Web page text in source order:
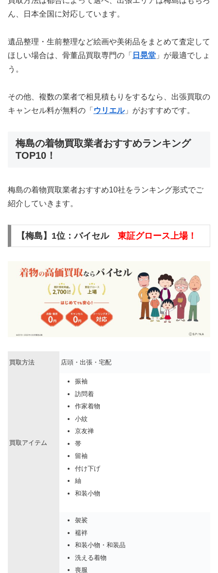
ん、日本全国に対応しています。
遺品整理・生前整理など絵画や美術品をまとめて査定して
ほしい場合は、骨董品買取専門の「 日晃堂 」が最適でしょ
う。
その他、複数の業者で相見積もりをするなら、出張買取の
キャンセル料が無料の「 ウリエル」がおすすめです。
梅島の着物買取業者おすすめランキング
TOP10！
梅島の着物買取業者おすすめ10社をランキング形式でご
紹介していきます。
【梅島】1位：バイセル 東証グロース上場！
買取方法 店頭・出張・宅配
買取アイテム
振袖
訪問着
作家着物
小紋
京友禅
帯
留袖
付け下げ
紬
和装小物
袈裟
襦袢
和装小物・和装品
洗える着物
喪服